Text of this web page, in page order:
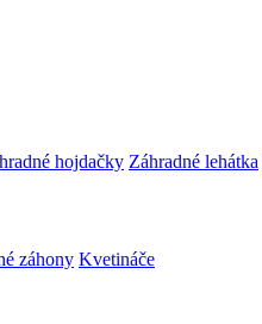
hojdačky Záhradné lehátka
záhony Kvetináče